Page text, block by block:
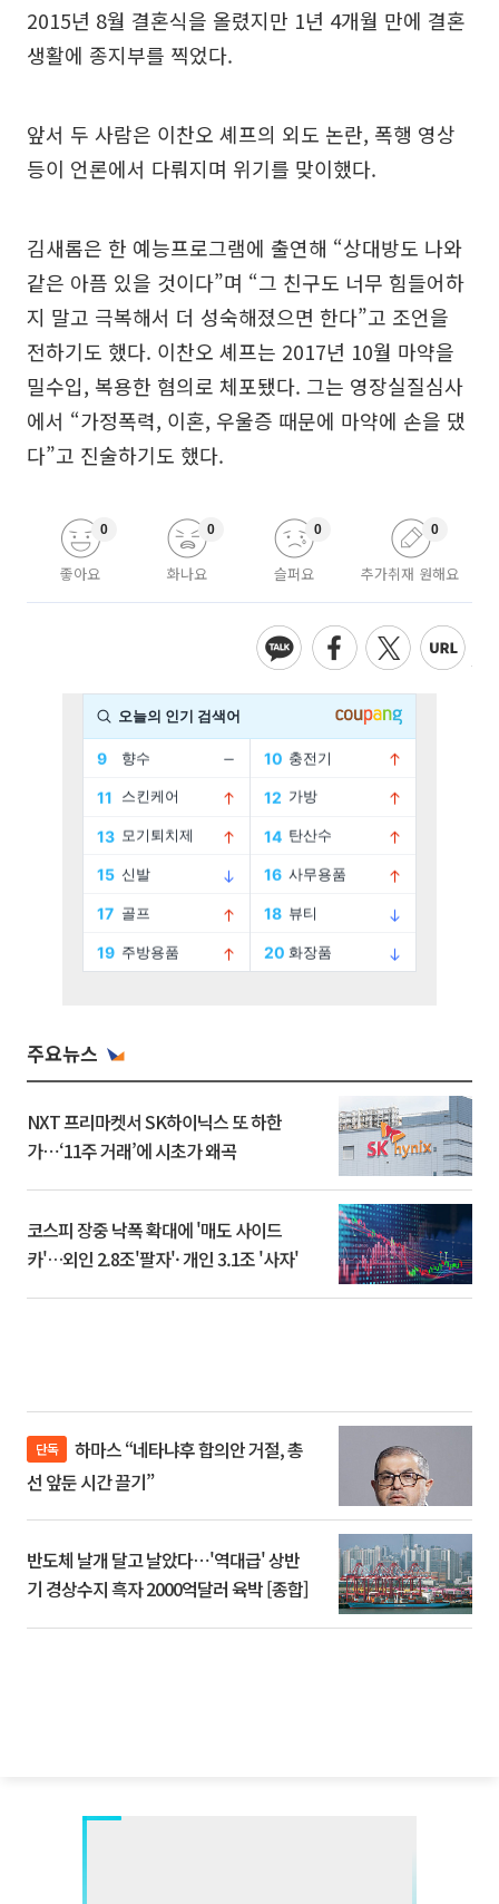
2015년 8월 결혼식을 올렸지만 1년 4개월 만에 결혼
생활에 종지부를 찍었다.
앞서 두 사람은 이찬오 셰프의 외도 논란, 폭행 영상
등이 언론에서 다뤄지며 위기를 맞이했다.
김새롬은 한 예능프로그램에 출연해 “상대방도 나와
같은 아픔 있을 것이다”며 “그 친구도 너무 힘들어하
지 말고 극복해서 더 성숙해졌으면 한다”고 조언을
전하기도 했다. 이찬오 셰프는 2017년 10월 마약을
밀수입, 복용한 혐의로 체포됐다. 그는 영장실질심사
에서 “가정폭력, 이혼, 우울증 때문에 마약에 손을 댔
다”고 진술하기도 했다.
좋아요
0
화나요
0
슬퍼요
0
추가취재 원해요
0
주요뉴스
NXT 프리마켓서 SK하이닉스 또 하한
가⋯‘11주 거래’에 시초가 왜곡
코스피 장중 낙폭 확대에 '매도 사이드
카'…외인 2.8조'팔자'· 개인 3.1조 '사자'
단독
선 앞둔 시간 끌기”
반도체 날개 달고 날았다⋯'역대급' 상반
기 경상수지 흑자 2000억달러 육박 [종합]